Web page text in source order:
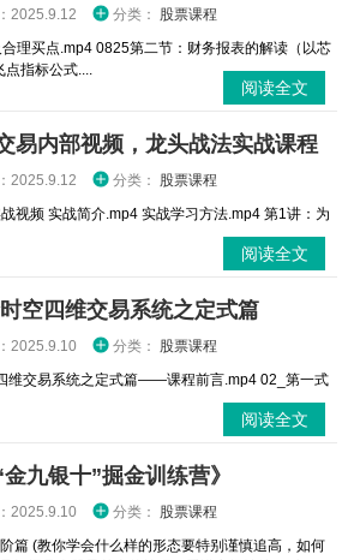
2025.9.12 分类： 股票课程
理买点.mp4 0825第二节：财务报表的解读（以芯
点指标公式....
阅读全文
易内部视频，龙头战法实战课程
2025.9.12 分类： 股票课程
视频 实战简介.mp4 实战学习方法.mp4 第1讲：为
阅读全文
空四维交易系统之定式篇
2025.9.10 分类： 股票课程
维交易系统之定式篇——课程前言.mp4 02_第一式
阅读全文
九银十”掘金训练营》
2025.9.10 分类： 股票课程
篇 (教你学会什么样的形态要特别谨慎追高，如何